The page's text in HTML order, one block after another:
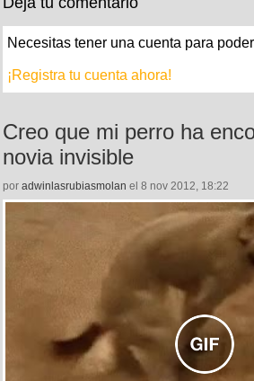
Necesitas tener una cuenta para
¡Registra tu cuenta ahora!
Creo que mi perro ha
novia invisible
por adwinlasrubiasmolan el 8 nov 2012, 18:22